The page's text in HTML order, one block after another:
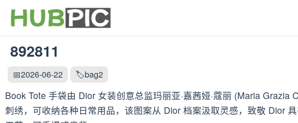
892811
📅2026-06-22 🏷️bag2
Book Tote 手袋由 Dior 女装创意总监玛丽亚·嘉茜娅·蔻丽 (Maria
刺绣，可收纳各种日常用品，该图案从 Dior 档案汲取灵感，致敬 Dior